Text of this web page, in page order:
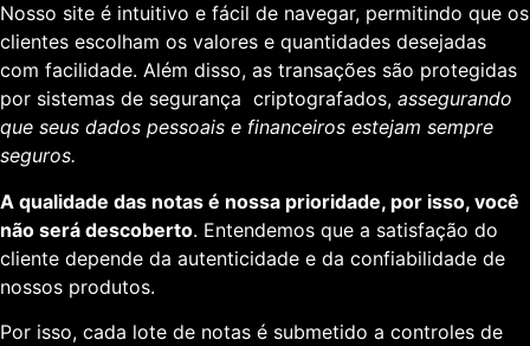
Nosso site é intuitivo e fácil de navegar, permitindo que os
clientes escolham os valores e quantidades desejadas
com facilidade. Além disso, as transações são protegidas
por sistemas de segurança criptografados, assegurando
que seus dados pessoais e financeiros estejam sempre
seguros.
A qualidade das notas é nossa prioridade, por isso, você
não será descoberto. Entendemos que a satisfação do
cliente depende da autenticidade e da confiabilidade de
nossos produtos.
Por isso, cada lote de notas é submetido a controles de